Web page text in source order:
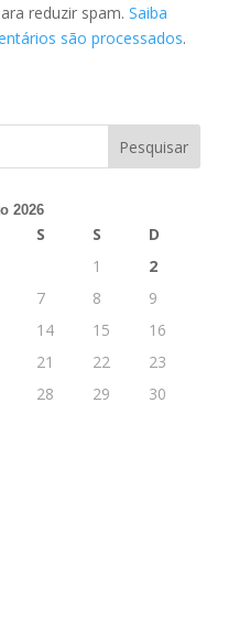
reduzir spam. Saiba
são processados.
2026
S S
D
1
2
7 8
9
14 15
16
21 22
23
28 29
30